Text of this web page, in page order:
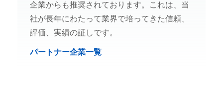
企業からも推奨されております。これは、当
社が長年にわたって業界で培ってきた信頼、
評価、実績の証しです。
パートナー企業一覧